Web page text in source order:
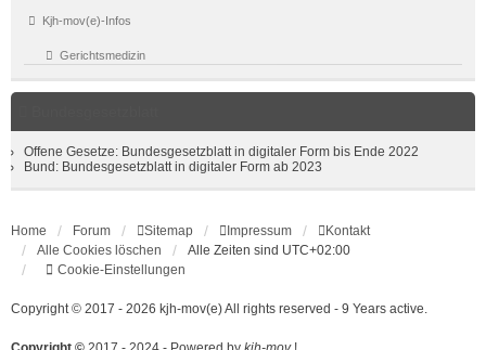
Kjh-mov(e)-Infos
Gerichtsmedizin
Offene Gesetze: Bundesgesetzblatt in digitaler Form bis Ende 2022
Bund: Bundesgesetzblatt in digitaler Form ab 2023
Home Forum Sitemap Impressum
Kontakt
Alle Cookies löschen
Alle Zeiten sind UTC+02:00
Cookie-Einstellungen
Copyright © 2017 - 2026 kjh-mov(e) All rights reserved - 9 Years active.